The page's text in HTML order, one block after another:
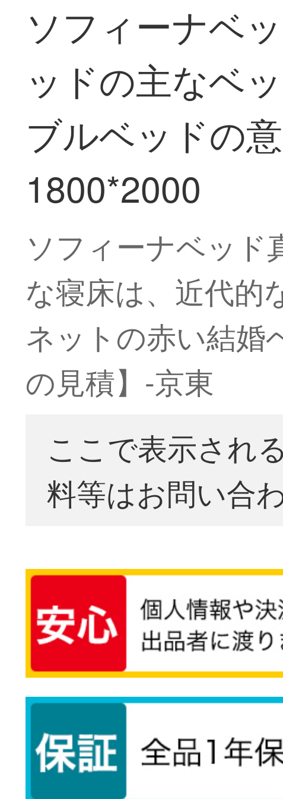
ソフィーナベ
ッドの主なベ
ブルベッドの
1800*2000
ソフィーナベッド
な寝床は、近代的
ネットの赤い結婚
の見積】-京東
ここで表示され
料等はお問い合